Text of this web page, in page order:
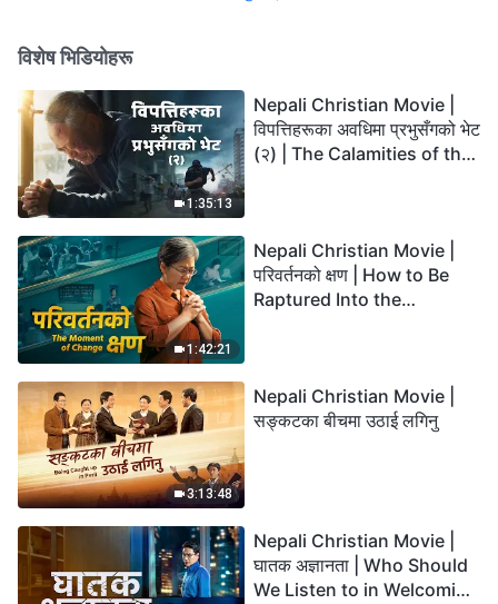
विशेष भिडियोहरू
1:35:13
Nepali Christian Movie |
विपत्तिहरूका अवधिमा प्रभुसँगको भेट
(२) | The Calamities of the
1:42:21
Nepali Christian Movie |
परिवर्तनको क्षण | How to Be
Raptured Into the
3:13:48
Nepali Christian Movie |
सङ्कटका बीचमा उठाई लगिनु
Nepali Christian Movie |
घातक अज्ञानता | Who Should
We Listen to in Welcoming